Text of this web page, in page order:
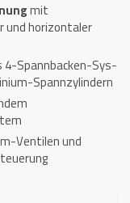
mit
und horizontaler
4-Spannbacken-Sys­
Spannzylindern
Ventilen und